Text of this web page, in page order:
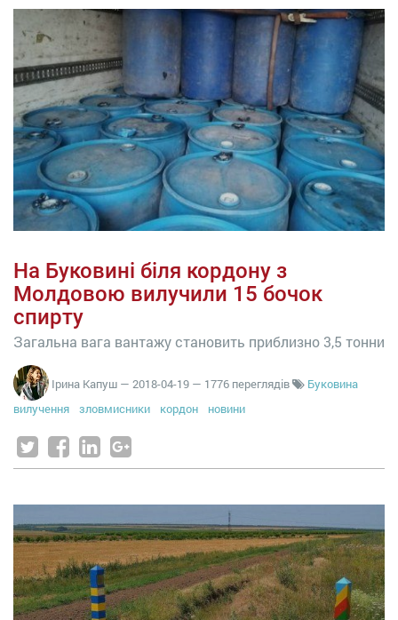
На Буковині біля кордону з
Молдовою вилучили 15 бочок
спирту
Загальна вага вантажу становить приблизно 3,5 тонни
Ірина Капуш — 2018-04-19 — 1776 переглядів
Буковина
вилучення
зловмисники кордон новини